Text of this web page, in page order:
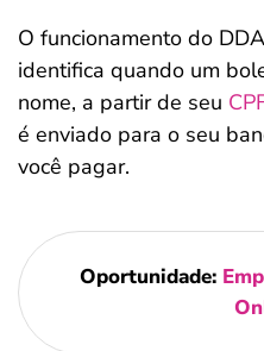
O funcionamento do
identifica quando um
nome, a partir de seu
é enviado para o seu
você pagar.
Oportunidade: